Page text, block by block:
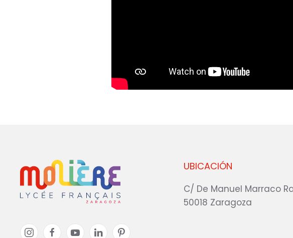
UBICACIÓN
C/ De Manuel Marraco
50018 Zaragoza